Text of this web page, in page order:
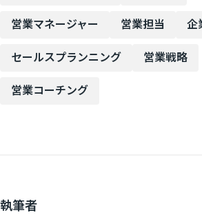
営業マネージャー 営業担当 企
セールスプランニング 営業戦略
営業コーチング
執筆者